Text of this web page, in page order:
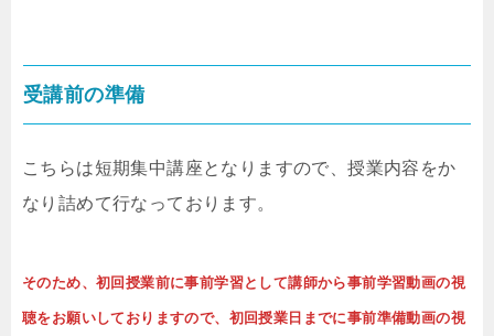
受講前の準備
こちらは短期集中講座となりますので、授業内容をか
なり詰めて行なっております。
そのため、初回授業前に事前学習として講師から事前学習動画の視
聴をお願いしておりますので、初回授業日までに事前準備動画の視